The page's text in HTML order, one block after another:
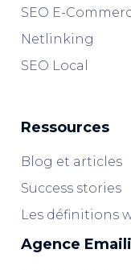
SEO E-
Netlinking
SEO Local
Ressources
Blog et articles
Success stories
Les définitions
Agence